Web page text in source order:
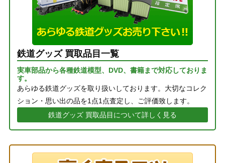
鉄道グッズ 買取品目一覧
実車部品から各種鉄道模型、DVD、書籍まで対応しておりま
す。
あらゆる鉄道グッズを取り扱いしております。大切なコレク
ション・思い出の品を1点1点査定し、ご評価致します。
鉄道グッズ 買取品目について詳しく見る